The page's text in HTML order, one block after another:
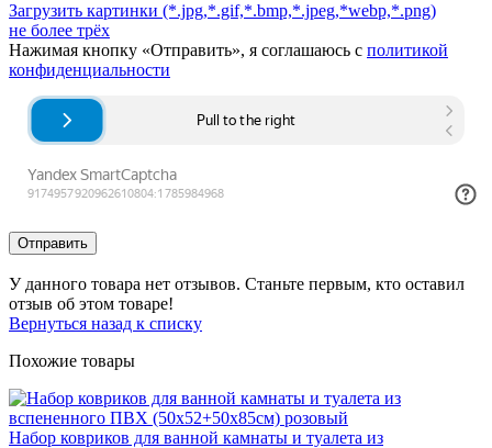
Загрузить картинки (*.jpg,*.gif,*.bmp,*.jpeg,*webp,*.png)
не более трёх
Нажимая кнопку «Отправить», я соглашаюсь с политикой
конфиденциальности
Отправить
У данного товара нет отзывов. Станьте первым, кто оставил
отзыв об этом товаре!
Вернуться назад к списку
Похожие товары
Набор ковриков для ванной камнаты и туалета из